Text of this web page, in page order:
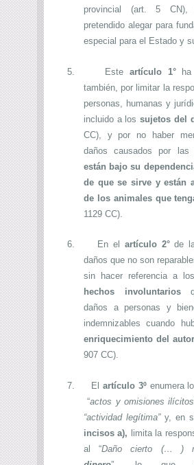
provincial (art. 5
pretendido alegar para
especial para el Estado y
5. Este artículo 1°ha
también, por limitar la
personas, humanas y
incluido a lossujetos del
CC), y por no haber
daños causados por las
están bajo su
de que se sirve y están
de los animales que
1129 CC).
6. En el artículo 2°de
daños que no son
sin hacer referencia a
hechos involuntarios
daños a personas y
indemnizables cuando
enriquecimiento del autor
907 CC).
7. El artículo 3ºenumera
“actos y omisiones ilícitos
“actividad legítima”y, en
incisos a),
limita la
al “Daño cierto (… )